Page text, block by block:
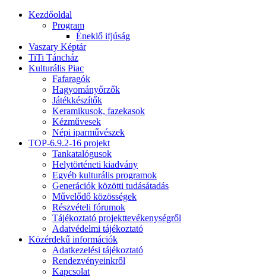
Kezdőoldal
Program
Éneklő ifjúság
Vaszary Képtár
TiTi Táncház
Kulturális Piac
Fafaragók
Hagyományőrzők
Játékkészítők
Keramikusok, fazekasok
Kézművesek
Népi iparművészek
TOP-6.9.2-16 projekt
Tankatalógusok
Helytörténeti kiadvány
Egyéb kulturális programok
Generációk közötti tudásátadás
Művelődő közösségek
Részvételi fórumok
Tájékoztató projekttevékenységről
Adatvédelmi tájékoztató
Közérdekű információk
Adatkezelési tájékoztató
Rendezvényeinkről
Kapcsolat